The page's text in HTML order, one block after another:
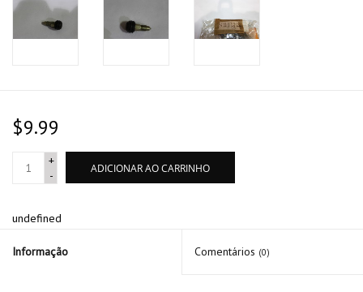
$9.99
+
-
ADICIONAR AO CARRINHO
undefined
Informação Comentários (0)